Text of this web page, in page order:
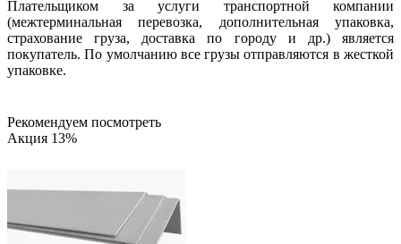
Плательщиком за услуги транспортной компании
(межтерминальная перевозка, дополнительная упаковка,
страхование груза, доставка по городу и др.) является
покупатель. По умолчанию все грузы отправляются в жесткой
упаковке.
Рекомендуем посмотреть
Акция 13%